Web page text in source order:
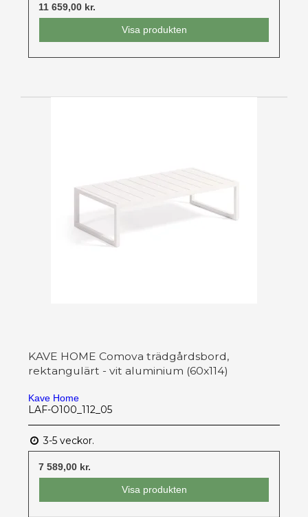
11 659,00 kr.
Visa produkten
KAVE HOME Comova trädgårdsbord,
rektangulärt - vit aluminium (60x114)
Kave Home
LAF-O100_112_05
3-5 veckor.
7 589,00 kr.
Visa produkten